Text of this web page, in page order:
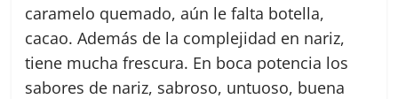
caramelo quemado, aún le falta botella,
cacao. Además de la complejidad en nariz,
tiene mucha frescura. En boca potencia los
sabores de nariz, sabroso, untuoso, buena